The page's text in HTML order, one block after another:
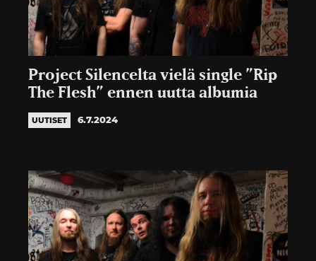
Project Silencelta vielä single ”Rip
The Flesh” ennen uutta albumia
UUTISET 6.7.2024